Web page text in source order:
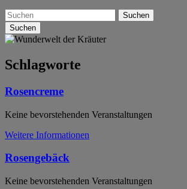
Suchen
Schlagworte
Rosencreme
Keine bevorstehenden Veranstaltungen
Weitere Informationen
Rosengebäck
Keine bevorstehenden Veranstaltungen